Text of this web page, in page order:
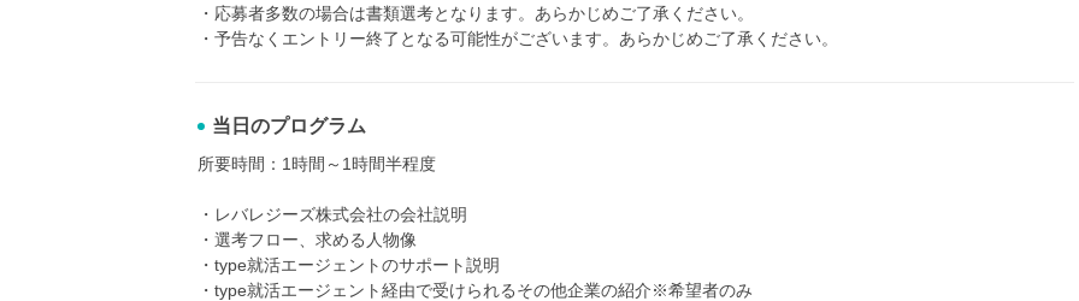
・応募者多数の場合は書類選考となります。あらかじめご了承ください。
・予告なくエントリー終了となる可能性がございます。あらかじめご了承ください。
当日のプログラム
所要時間：1時間～1時間半程度
・レバレジーズ株式会社の会社説明
・選考フロー、求める人物像
・type就活エージェントのサポート説明
・type就活エージェント経由で受けられるその他企業の紹介※希望者のみ